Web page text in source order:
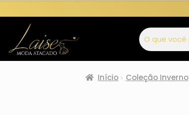
Início Coleção Inverno